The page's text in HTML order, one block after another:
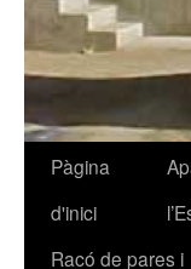
Vés
contingut
Pàgina
d'inici
Racó de pares i